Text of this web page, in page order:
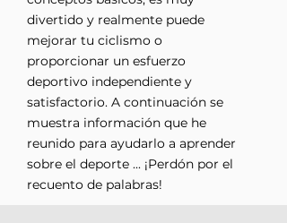
divertido y realmente puede
mejorar tu ciclismo o
proporcionar un esfuerzo
deportivo independiente y
satisfactorio. A continuación se
muestra información que he
reunido para ayudarlo a aprender
sobre el deporte ... ¡Perdón por el
recuento de palabras!